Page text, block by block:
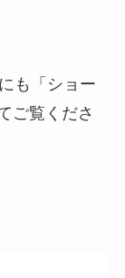
も「ショー
ご覧くださ